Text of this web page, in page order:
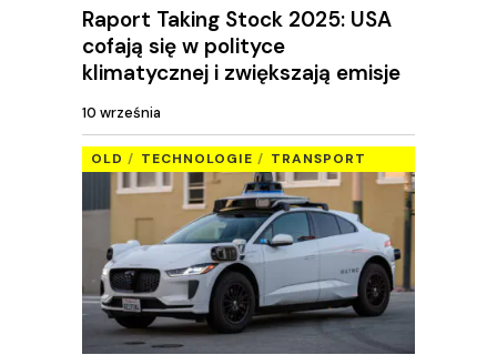
Raport Taking Stock 2025: USA
cofają się w polityce
klimatycznej i zwiększają emisje
10 września
OLD TECHNOLOGIE TRANSPORT